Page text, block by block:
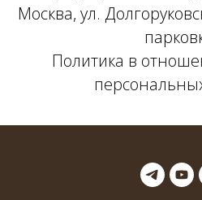
Москва, ул.
Политика в